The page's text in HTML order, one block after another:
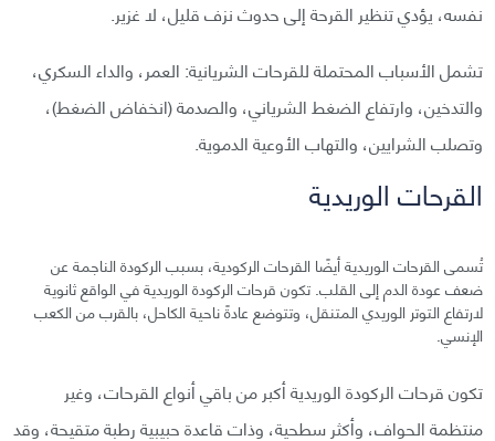
نفسه، يؤدي تنظير القرحة إلى حدوث نزف قليل، لا غزير.
تشمل الأسباب المحتملة للقرحات الشريانية: العمر، والداء السكري،
والتدخين، وارتفاع الضغط الشرياني، والصدمة (انخفاض الضغط)،
وتصلب الشرايين، والتهاب الأوعية الدموية.
القرحات الوريدية
تُسمى القرحات الوريدية أيضًا القرحات الركودية، بسبب الركودة الناجمة عن
ضعف عودة الدم إلى القلب. تكون قرحات الركودة الوريدية في الواقع ثانوية
لارتفاع التوتر الوريدي المتنقل، وتتوضع عادةً ناحية الكاحل، بالقرب من الكعب
الإنسي.
تكون قرحات الركودة الوريدية أكبر من باقي أنواع القرحات، وغير
منتظمة الحواف، وأكثر سطحية، وذات قاعدة حبيبية رطبة متقيحة، وقد